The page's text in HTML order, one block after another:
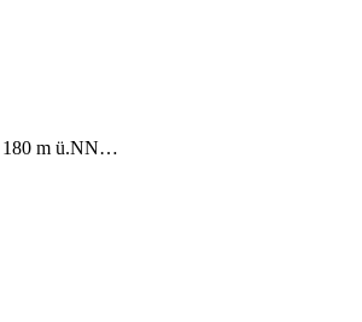
180 m ü.NN…